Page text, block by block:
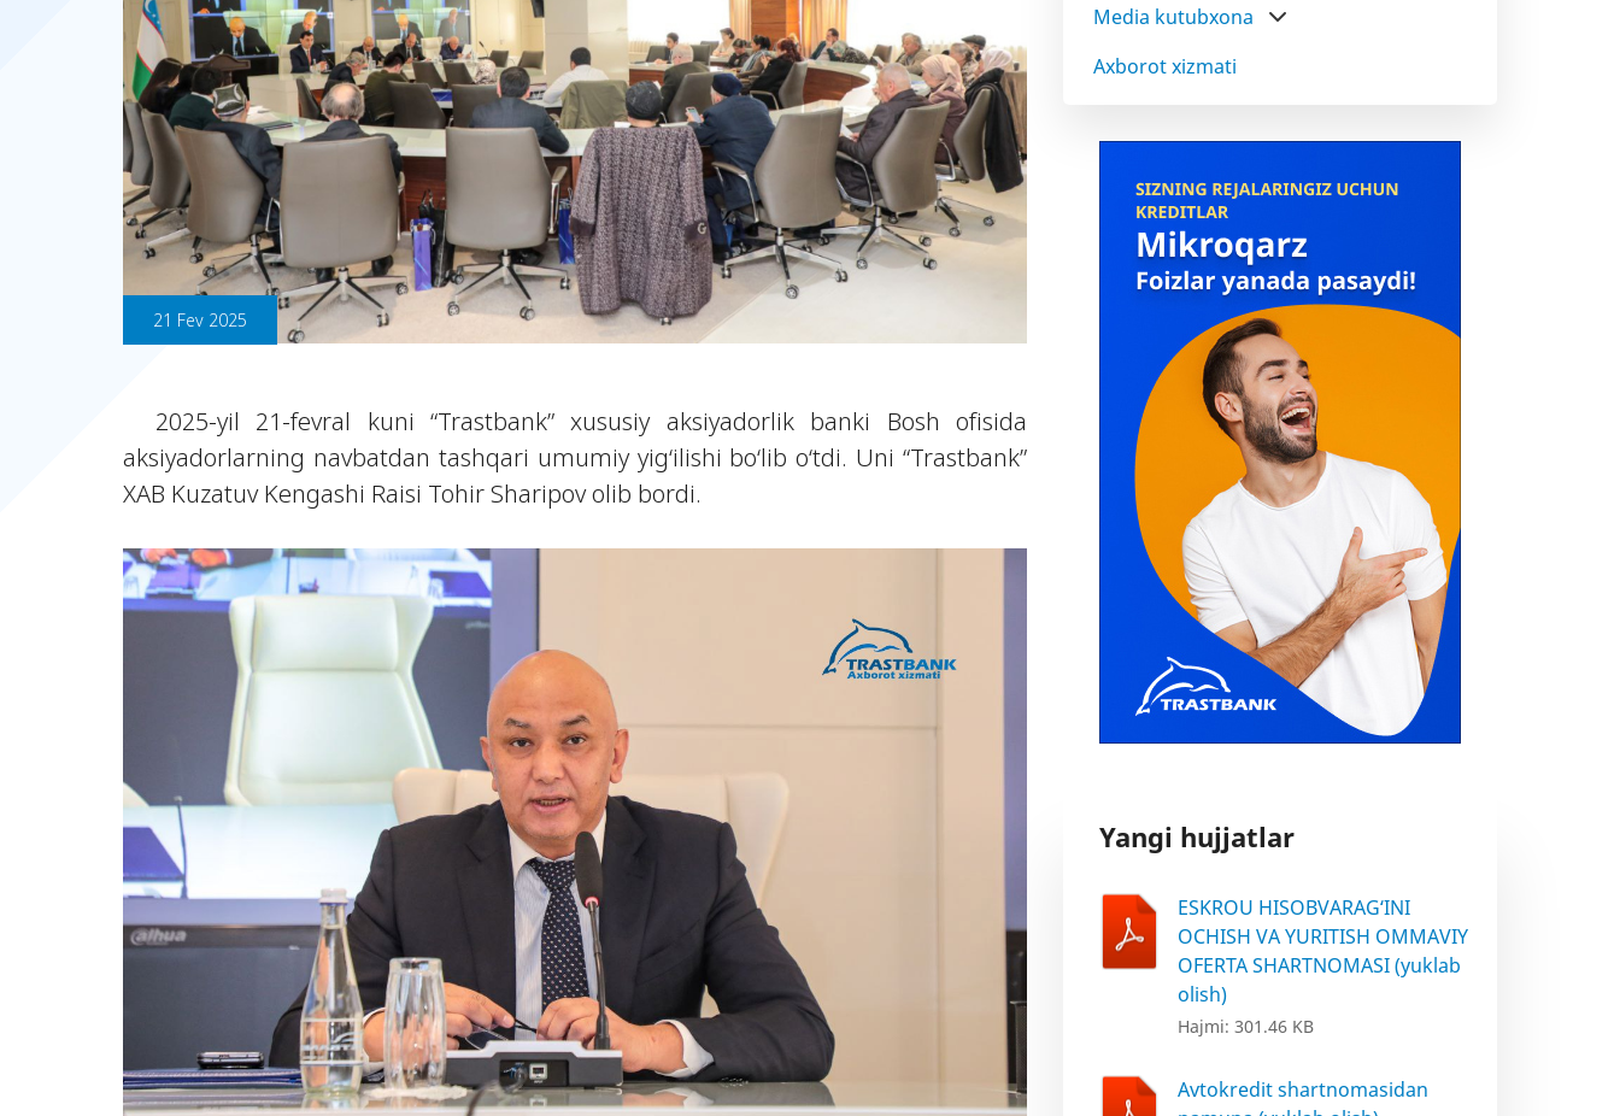
21 Fev 2025
2025-yil 21-fevral kuni “Trastbank” xususiy aksiyadorlik banki Bosh ofisida
aksiyadorlarning navbatdan tashqari umumiy yig‘ilishi bo‘lib o‘tdi. Uni “Trastbank”
XAB Kuzatuv Kengashi Raisi Tohir Sharipov olib bordi.
Media kutubxona
Axborot xizmati
Yangi hujjatlar
ESKROU HISOBVARAG‘INI
OCHISH VA YURITISH OMMAVIY
OFERTA SHARTNOMASI (yuklab
olish)
Hajmi: 301.46 KB
Avtokredit shartnomasidan